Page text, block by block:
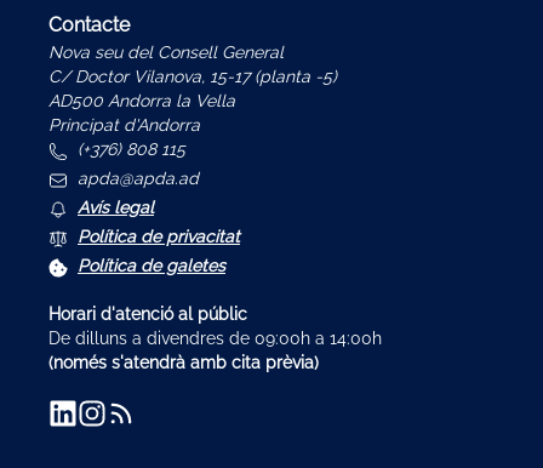
Contacte
Nova seu del Consell General
C/ Doctor Vilanova, 15-17 (planta -5)
AD500 Andorra la Vella
Principat d'Andorra
(+376) 808 115
apda@apda.ad
Avís legal
Política de privacitat
Política de galetes
Horari d'atenció al públic
De dilluns a divendres de 09:00h a 14:00h
(només s'atendrà amb cita prèvia)